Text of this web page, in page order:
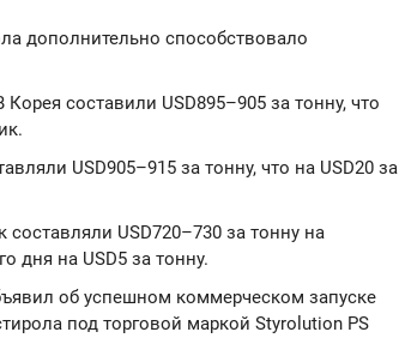
дополнительно способствовало
составили USD895–905 за тонну, что
USD905–915 за тонну, что на USD20 за
USD720–730 за тонну на
дня на USD5 за тонну.
об успешном коммерческом запуске
под торговой маркой Styrolution PS